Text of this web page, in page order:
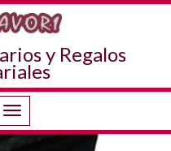
y Regalos
Toggle
navigation